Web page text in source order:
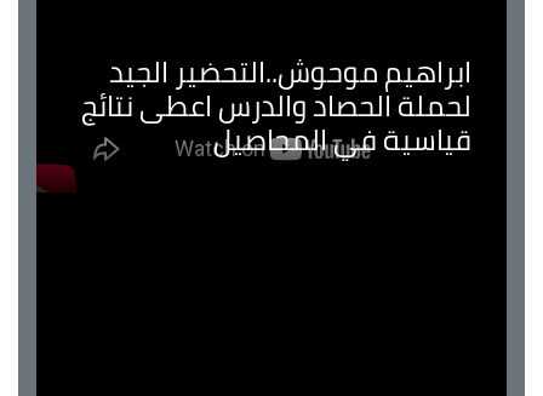
ابراهيم موحوش..التحضير الجيد
لحملة الحصاد والدرس اعطى نتائج
قياسية في المحاصيل